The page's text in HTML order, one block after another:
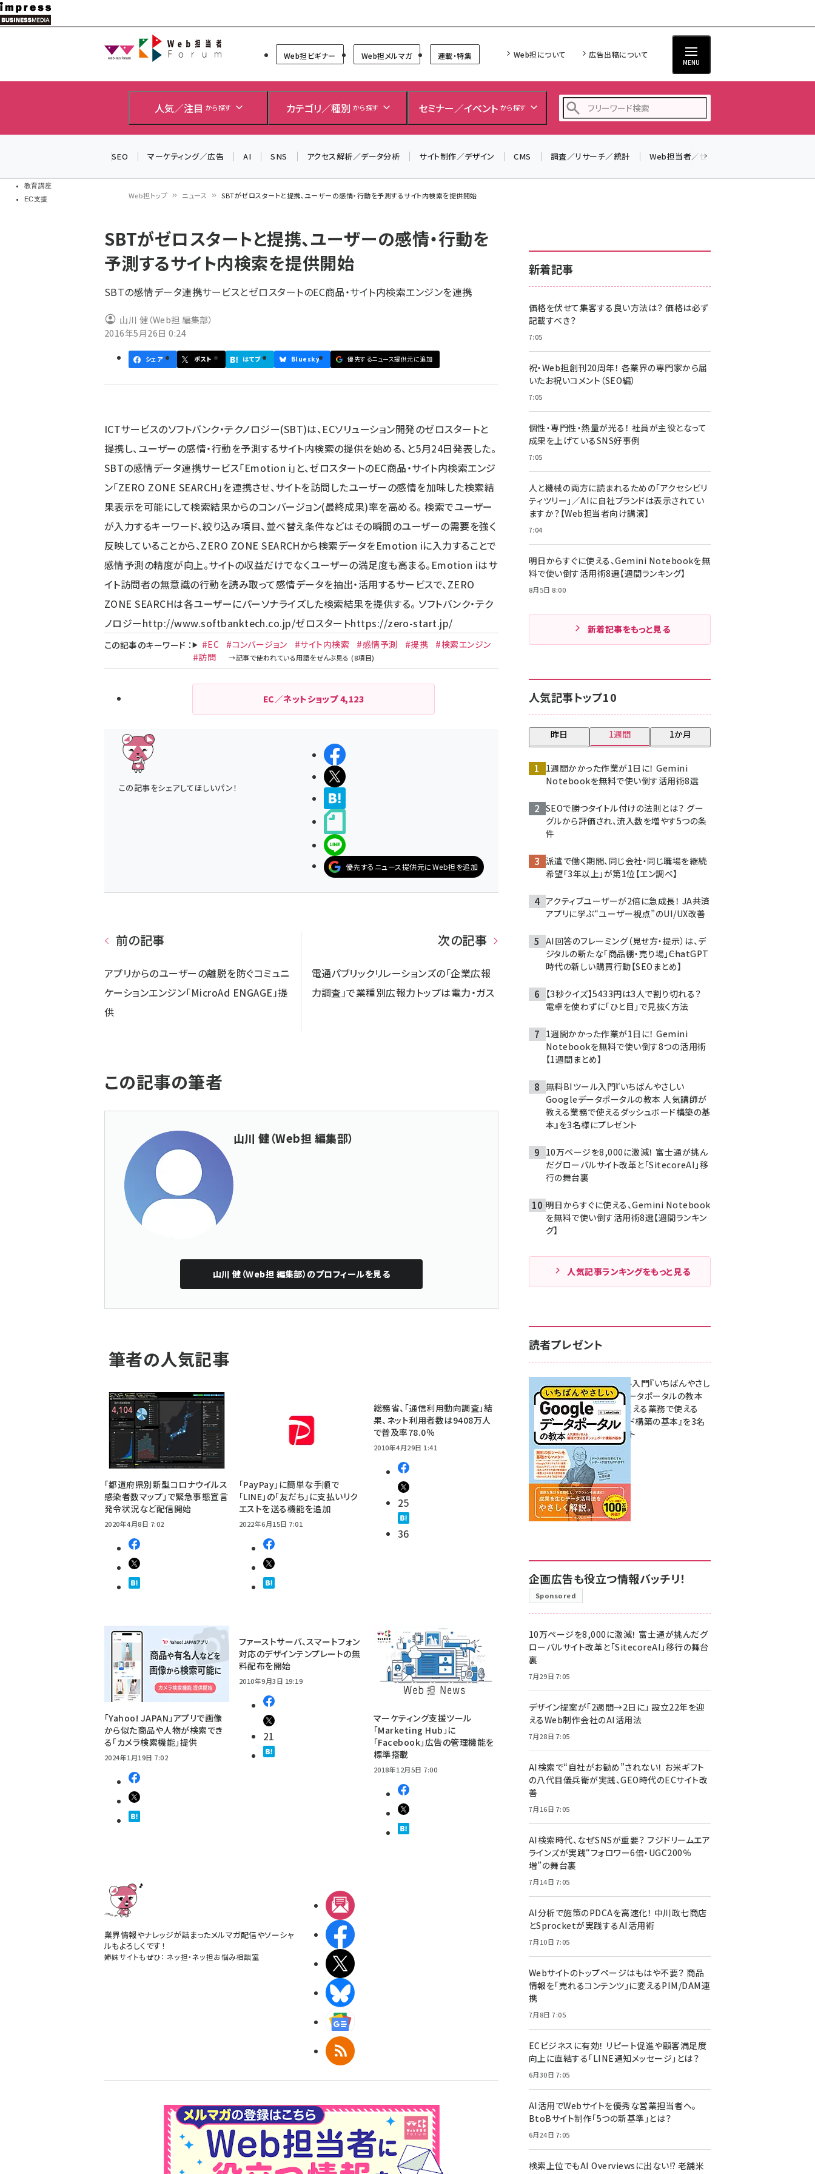
メ
イ
教育講座
EC支援
Web担当者Forum
Web担ビギナー Web担メルマガ 連載・特集 Web担について 広告出稿について
MENU
人気／注目 から探す カテゴリ／種別 から探す セミナー／イベント から探す
z世代 (1620)
meo (1274)
SEO マーケティング／広告 AI SNS アクセス解析／データ分析 サイト制作／デザイン CMS 調査／リサーチ／統計 Web担当者／仕事
ン
く
ず
Web担トップ ニュース SBTがゼロスタートと提携、ユーザーの感情・行動を予測するサイト内検索を提供開始
SBTがゼロスタートと提携、ユーザーの感情・行動を
予測するサイト内検索を提供開始
SBTの感情データ連携サービスとゼロスタートのEC商品・サイト内検索エンジンを連携
山川 健（Web担 編集部）
2016年5月26日 0:24
シェア ポスト はてブ Bluesky 優先するニュース提供元に追加
ICTサービスのソフトバンク・テクノロジー(SBT)は、ECソリューション開発のゼロスタートと
提携し、ユーザーの感情・行動を予測するサイト内検索の提供を始める、と5月24日発表した。
SBTの感情データ連携サービス「Emotion i」と、ゼロスタートのEC商品・サイト内検索エンジ
ン「ZERO ZONE SEARCH」を連携させ、サイトを訪問したユーザーの感情を加味した検索結
果表示を可能にして検索結果からのコンバージョン(最終成果)率を高める。 検索でユーザー
が入力するキーワード、絞り込み項目、並べ替え条件などはその瞬間のユーザーの需要を強く
反映していることから、ZERO ZONE SEARCHから検索データをEmotion iに入力することで
感情予測の精度が向上。サイトの収益だけでなくユーザーの満足度も高まる。Emotion iはサ
イト訪問者の無意識の行動を読み取って感情データを抽出・活用するサービスで、ZERO
ZONE SEARCHは各ユーザーにパーソナライズした検索結果を提供する。 ソフトバンク・テク
ノロジーhttp://www.softbanktech.co.jp/ゼロスタートhttps://zero-start.jp/
この記事のキーワード ： #EC #コンバージョン #サイト内検索 #感情予測 #提携
#検索エンジン
#訪問
EC／ネットショップ4,123
この記事をシェアしてほしいパン！
シェアする
ポストする
LINEで送る
優先するニュース提供元にWeb担を追加
前の記事
アプリからのユーザーの離脱を防ぐコミュニ
ケーションエンジン「MicroAd ENGAGE」提
供
次の記事
電通パブリックリレーションズの「企業広報
力調査」で業種別広報力トップは電力・ガス
この記事の筆者
山川 健（Web担 編集部）
山川 健（Web担 編集部） のプロフィールを見る
筆者の人気記事
「都道府県別新型コロナウイルス
感染者数マップ」で緊急事態宣言
発令状況など配信開始
2020年4月8日 7:02
「PayPay」に簡単な手順で
「LINE」の「友だち」に支払いリク
エストを送る機能を追加
2022年6月15日 7:01
総務省、「通信利用動向調査」結
果、ネット利用者数は9408万人
で普及率78.0％
2010年4月29日 1:41
25
36
「Yahoo! JAPAN」アプリで画像
から似た商品や人物が検索でき
る「カメラ検索機能」提供
2024年1月19日 7:02
ファーストサーバ、スマートフォン
対応のデザインテンプレートの無
料配布を開始
2010年9月3日 19:19
21
マーケティング支援ツール
「Marketing Hub」に
「Facebook」広告の管理機能を
標準搭載
2018年12月5日 7:00
業界情報やナレッジが詰まったメルマガ配信やソーシャ
ルもよろしくです！
姉妹サイトもぜひ： ネッ担・ネッ担お悩み相談室
RSS
新着記事
価格を伏せて集客する良い方法は？ 価格は必ず
記載すべき？
7:05
祝・Web担創刊20周年！ 各業界の専門家から届
いたお祝いコメント（SEO編）
7:05
個性・専門性・熱量が光る！ 社員が主役となって
成果を上げているSNS好事例
7:05
人と機械の両方に読まれるための「アクセシビリ
ティツリー」／AIに自社ブランドは表示されてい
ますか？【Web担当者向け講演】
7:04
明日からすぐに使える、Gemini Notebookを無
料で使い倒す活用術8選【週間ランキング】
8月5日 8:00
新着記事をもっと見る
人気記事トップ10
昨日 1週間 1か月
1週間かかった作業が1日に！ Gemini
Notebookを無料で使い倒す活用術8選
SEOで勝つタイトル付けの法則とは？ グー
グルから評価され、流入数を増やす5つの条
件
派遣で働く期間、同じ会社・同じ職場を継続
希望「3年以上」が第1位【エン調べ】
アクティブユーザーが2倍に急成長！ JA共済
アプリに学ぶ“ユーザー視点”のUI/UX改善
AI回答のフレーミング（見せ方・提示）は、デ
ジタルの新たな「商品棚・売り場」――ChatGPT
時代の新しい購買行動【SEOまとめ】
【3秒クイズ】5433円は3人で割り切れる？
電卓を使わずに「ひと目」で見抜く方法
1週間かかった作業が1日に！ Gemini
Notebookを無料で使い倒す8つの活用術
【1週間まとめ】
無料BIツール入門『いちばんやさしい
Googleデータポータルの教本 人気講師が
教える業務で使えるダッシュボード構築の基
本』を3名様にプレゼント
10万ページを8,000に激減！ 富士通が挑ん
だグローバルサイト改革と「SitecoreAI」移
行の舞台裏
明日からすぐに使える、Gemini Notebook
を無料で使い倒す活用術8選【週間ランキン
グ】
人気記事ランキングをもっと見る
読者プレゼント
無料BIツール入門『いちばんやさし
いGoogleデータポータルの教本
人気講師が教える業務で使える
ダッシュボード構築の基本』を3名
様にプレゼント
7月31日 10:00
企画広告も役立つ情報バッチリ！
Sponsored
10万ページを8,000に激減！ 富士通が挑んだグ
ローバルサイト改革と「SitecoreAI」移行の舞台
裏
7月29日 7:05
デザイン提案が「2週間→2日に」 設立22年を迎
えるWeb制作会社のAI活用法
7月28日 7:05
AI検索で“自社がお勧め”されない！ お米ギフト
の八代目儀兵衛が実践、GEO時代のECサイト改
善
7月16日 7:05
AI検索時代、なぜSNSが重要？ フジドリームエア
ラインズが実践“フォロワー6倍・UGC200％
増”の舞台裏
7月14日 7:05
AI分析で施策のPDCAを高速化！ 中川政七商店
とSprocketが実践するAI活用術
7月10日 7:05
Webサイトのトップページはもはや不要？ 商品
情報を「売れるコンテンツ」に変えるPIM/DAM連
携
7月8日 7:05
ECビジネスに有効！ リピート促進や顧客満足度
向上に直結する「LINE通知メッセージ」とは？
6月30日 7:05
AI活用でWebサイトを優秀な営業担当者へ。
BtoBサイト制作「5つの新基準」とは？
6月24日 7:05
検索上位でもAI Overviewsに出ない!? 老舗米
＼ 読者アンケートにご協力ください ／
7月24日で創刊20周年。ご回答者には抽選でプレゼントを
▼アンケートページはこちらから▼